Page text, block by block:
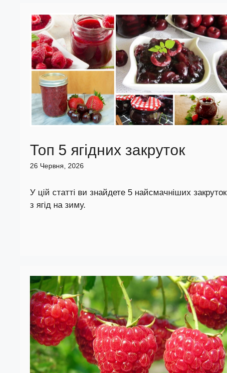
Топ 5 ягідних закруток
26 Червня, 2026
У цій статті ви знайдете 5 найсмачніших закруток
з ягід на зиму.